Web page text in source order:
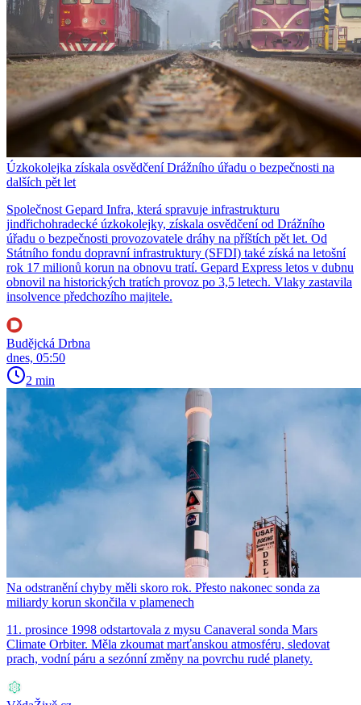
Úzkokolejka získala osvědčení Drážního úřadu o bezpečnosti na
dalších pět let
Společnost Gepard Infra, která spravuje infrastrukturu
jindřichohradecké úzkokolejky, získala osvědčení od Drážního
úřadu o bezpečnosti provozovatele dráhy na příštích pět let. Od
Státního fondu dopravní infrastruktury (SFDI) také získá na letošní
rok 17 milionů korun na obnovu tratí. Gepard Express letos v dubnu
obnovil na historických tratích provoz po 3,5 letech. Vlaky zastavila
insolvence předchozího majitele.
Budějcká Drbna
dnes, 05:50
2 min
Na odstranění chyby měli skoro rok. Přesto nakonec sonda za
miliardy korun skončila v plamenech
11. prosince 1998 odstartovala z mysu Canaveral sonda Mars
Climate Orbiter. Měla zkoumat marťanskou atmosféru, sledovat
prach, vodní páru a sezónní změny na povrchu rudé planety.